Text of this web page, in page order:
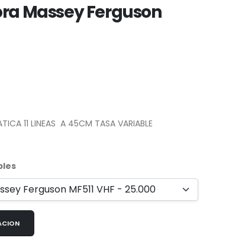
Massey Ferguson
11 LINEAS A 45CM TASA VARIABLE